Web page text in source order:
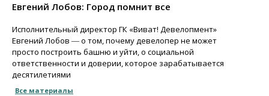
Евгений Лобов: Город помнит все
Исполнительный директор ГК «Виват! Девелопмент»
Евгений Лобов ― о том, почему девелопер не может
просто построить башню и уйти, о социальной
ответственности и доверии, которое зарабатывается
десятилетиями
Все материалы